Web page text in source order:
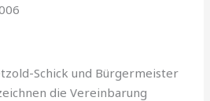
Schick und Bürgermeister
die Vereinbarung